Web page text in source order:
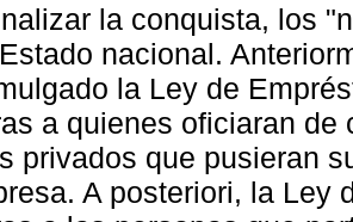
la conquista, los
nacional.
la Ley de
a quienes oficiaran de
privados que pusieran
A posteriori, la Ley